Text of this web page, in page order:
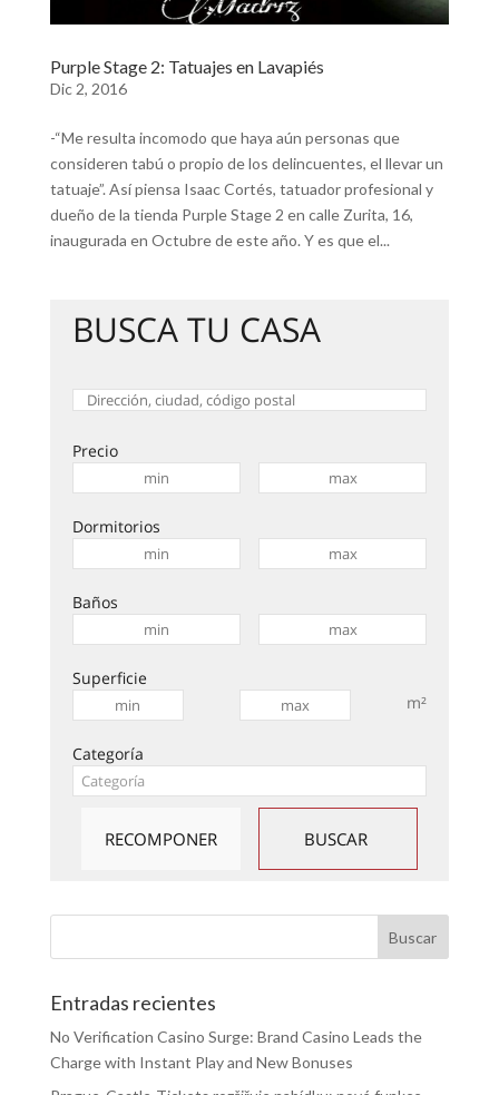
Purple Stage 2: Tatuajes en Lavapiés
Dic 2, 2016
-“Me resulta incomodo que haya aún personas que
consideren tabú o propio de los delincuentes, el llevar un
tatuaje”. Así piensa Isaac Cortés, tatuador profesional y
dueño de la tienda Purple Stage 2 en calle Zurita, 16,
inaugurada en Octubre de este año. Y es que el...
BUSCA TU CASA
Precio
Dormitorios
Baños
Superficie
m²
Categoría
Entradas recientes
No Verification Casino Surge: Brand Casino Leads the
Charge with Instant Play and New Bonuses